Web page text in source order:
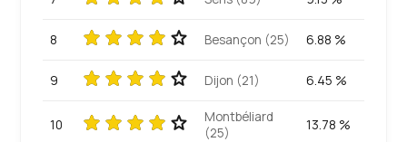
8 Besançon (25) 6.88 %
9 Dijon (21) 6.45 %
10
Montbéliard
(25)
13.78 %